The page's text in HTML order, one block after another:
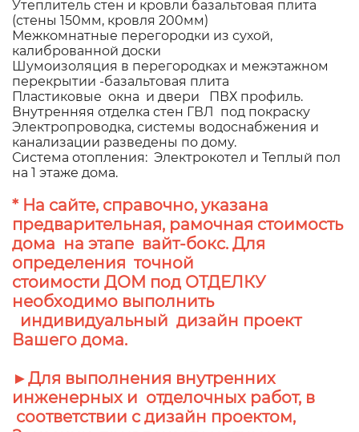
Утеплитель стен и кровли базальтовая плита
(стены 150мм, кровля 200мм)
Межкомнатные перегородки из сухой,
калиброванной доски
Шумоизоляция в перегородках и межэтажном
перекрытии -базальтовая плита
Пластиковые окна и двери ПВХ профиль.
Внутренняя отделка стен ГВЛ под покраску
Электропроводка, системы водоснабжения и
канализации разведены по дому.
Система отопления: Электрокотел и Теплый пол
на 1 этаже дома.
* На сайте, справочно, указана
предварительная, рамочная стоимость
дома на этапе вайт-бокс. Для
определения точной
стоимости ДОМ под ОТДЕЛКУ
необходимо выполнить
индивидуальный дизайн проект
Вашего дома.
►Для выполнения внутренних
инженерных и отделочных работ, в
соответствии с дизайн проектом,